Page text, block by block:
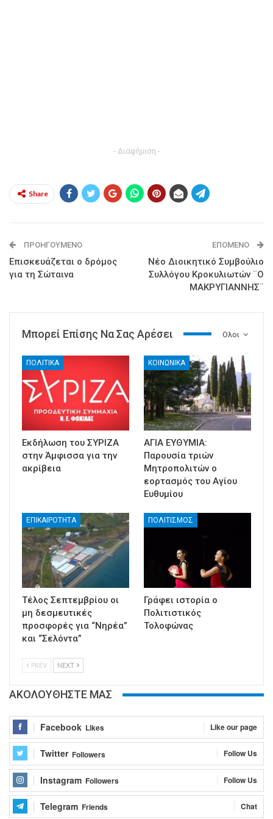
- Διαφήμιση -
Share
ΠΡΟΗΓΟΎΜΕΝΟ
Επισκευάζεται ο δρόμος
για τη Σώταινα
ΕΠΌΜΕΝΟ
Νέο Διοικητικό Συμβούλιο
Συλλόγου Κροκυλιωτών ¨Ο
ΜΑΚΡΥΓΙΑΝΝΗΣ¨
Ολοι
Μπορεί Επίσης Να Σας Αρέσει
ΠΟΛΙΤΙΚΑ
Εκδήλωση του ΣΥΡΙΖΑ
στην Άμφισσα για την
ακρίβεια
ΚΟΙΝΩΝΙΚΑ
ΑΓΙΑ ΕΥΘΥΜΙΑ:
Παρουσία τριών
Μητροπολιτών ο
εορτασμός του Αγίου
Ευθυμίου
ΕΠΙΚΑΙΡΟΤΗΤΑ
Τέλος Σεπτεμβρίου οι
μη δεσμευτικές
προσφορές για “Νηρέα”
και “Σελόντα”
ΠΟΛΙΤΙΣΜΟΣ
Γράφει ιστορία ο
Πολιτιστικός
Τολοφώνας
PREV NEXT
ΑΚΟΛΟΥΘΗΣΤΕ ΜΑΣ
Facebook Likes Like our page
Twitter Followers Follow Us
Instagram Followers Follow Us
Telegram Friends Chat